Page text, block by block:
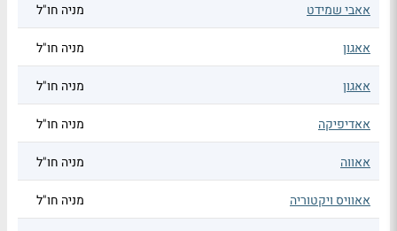
אאבי שמידט מניה חו"ל
אאגון מניה חו"ל
אאגון מניה חו"ל
אאדיפיקה מניה חו"ל
אאווה מניה חו"ל
אאוויס ויקטוריה מניה חו"ל